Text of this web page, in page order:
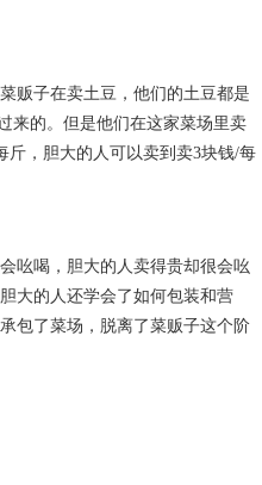
贩子在卖土豆，他们的土豆都是
来的。但是他们在这家菜场里卖
斤，胆大的人可以卖到卖3块钱/每
吆喝，胆大的人卖得贵却很会吆
大的人还学会了如何包装和营
包了菜场，脱离了菜贩子这个阶